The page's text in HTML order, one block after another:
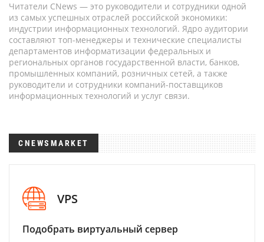
Читатели CNews — это руководители и сотрудники одной
из самых успешных отраслей российской экономики:
индустрии информационных технологий. Ядро аудитории
составляют топ-менеджеры и технические специалисты
департаментов информатизации федеральных и
региональных органов государственной власти, банков,
промышленных компаний, розничных сетей, а также
руководители и сотрудники компаний-поставщиков
информационных технологий и услуг связи.
CNEWSMARKET
VPS
Подобрать виртуальный сервер